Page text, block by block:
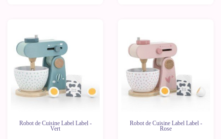
Robot de Cuisine Label Label -
Vert
Robot de Cuisine Label Label -
Rose